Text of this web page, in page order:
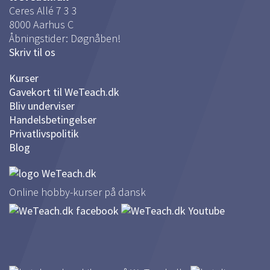
processering
10:05
#20 Kreativ med postkort
14:39
Videoredigering og plugins
#21 Videoredigering i Photoshop
21:01
#22 Plugins og Add-ons
Ceres Allé 7 3 3
8000 Aarhus C
Åbningstider: Døgnåben!
Skriv til os
Kurser
Gavekort til WeTeach.dk
Bliv underviser
Handelsbetingelser
Privatlivspolitik
Blog
Online hobby-kurser på dansk